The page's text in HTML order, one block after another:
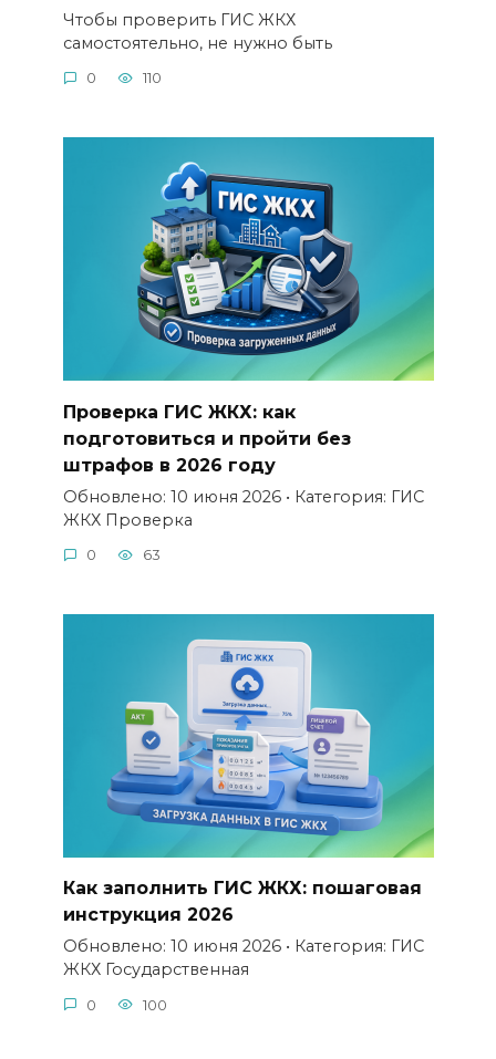
Чтобы проверить ГИС ЖКХ
самостоятельно, не нужно быть
0 110
Проверка ГИС ЖКХ: как
подготовиться и пройти без
штрафов в 2026 году
Обновлено: 10 июня 2026 • Категория: ГИС
ЖКХ Проверка
0 63
Как заполнить ГИС ЖКХ: пошаговая
инструкция 2026
Обновлено: 10 июня 2026 • Категория: ГИС
ЖКХ Государственная
0 100